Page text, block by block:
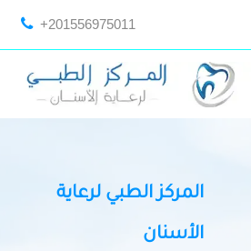
+201556975011
المركز الطبي لرعاية
الأسنان